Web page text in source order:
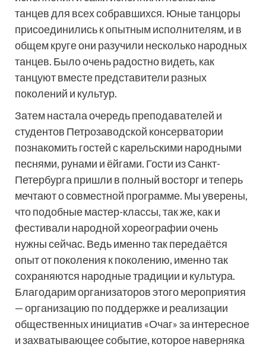
танцев для всех собравшихся. Юные танцоры
присоединились к опытным исполнителям, и в
общем круге они разучили несколько народных
танцев. Было очень радостно видеть, как
танцуют вместе представители разных
поколений и культур.
Затем настала очередь преподавателей и
студентов Петрозаводской консерватории
познакомить гостей с карельскими народными
песнями, рунами и ёйгами. Гости из Санкт-
Петербурга пришли в полный восторг и теперь
мечтают о совместной программе. Мы уверены,
что подобные мастер-классы, так же, как и
фестивали народной хореографии очень
нужны сейчас. Ведь именно так передаётся
опыт от поколения к поколению, именно так
сохраняются народные традиции и культура.
Благодарим организаторов этого мероприятия
— организацию по поддержке и реализации
общественных инициатив «Очаг» за интересное
и захватывающее событие, которое наверняка